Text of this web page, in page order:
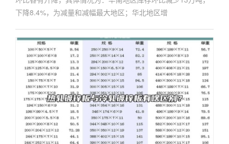
下降8.4%，为减量和减幅最大地区；华北地区增